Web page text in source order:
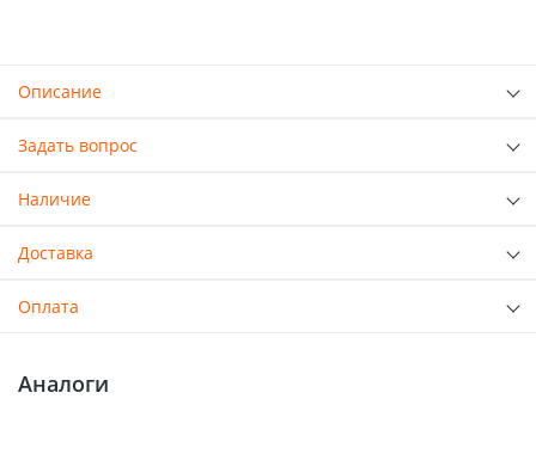
Описание
Задать вопрос
Наличие
Доставка
Оплата
Аналоги